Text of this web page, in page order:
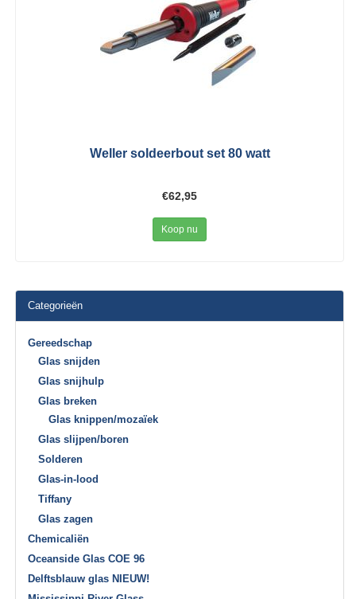
Weller soldeerbout set 80 watt
€62,95
Koop nu
Categorieën
Gereedschap
Glas snijden
Glas snijhulp
Glas breken
Glas knippen/mozaïek
Glas slijpen/boren
Solderen
Glas-in-lood
Tiffany
Glas zagen
Chemicaliën
Oceanside Glas COE 96
Delftsblauw glas NIEUW!